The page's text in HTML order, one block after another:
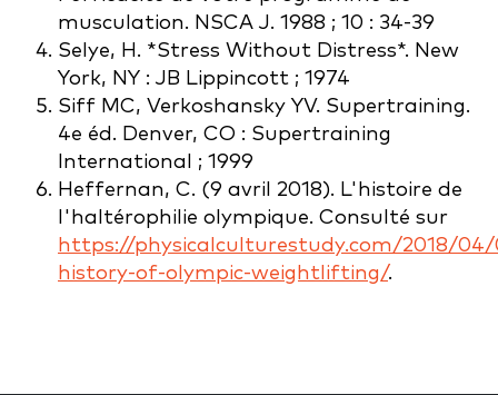
musculation. NSCA J. 1988 ; 10 : 34-39
Selye, H. *Stress Without Distress*. New
York, NY : JB Lippincott ; 1974
Siff MC, Verkoshansky YV. Supertraining.
4e éd. Denver, CO : Supertraining
International ; 1999
Heffernan, C. (9 avril 2018). L'histoire de
l'haltérophilie olympique. Consulté sur
https://physicalculturestudy.com/2018/
history-of-olympic-weightlifting/.